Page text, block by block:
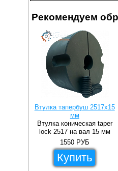
Рекомендуем
Втулка тапербуш 2517x15
мм
Втулка коническая taper
lock 2517 на вал 15 мм
1550 РУБ
Купить